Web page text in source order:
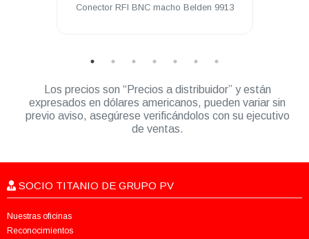
Conector RFI BNC macho Belden 9913
Los precios son “Precios a distribuidor” y están
expresados en dólares americanos, pueden variar sin
previo aviso, asegúrese verificándolos con su ejecutivo
de ventas.
SOCIO TITANIO DE GRUPO PV
Nuestras oficinas
Reconocimientos